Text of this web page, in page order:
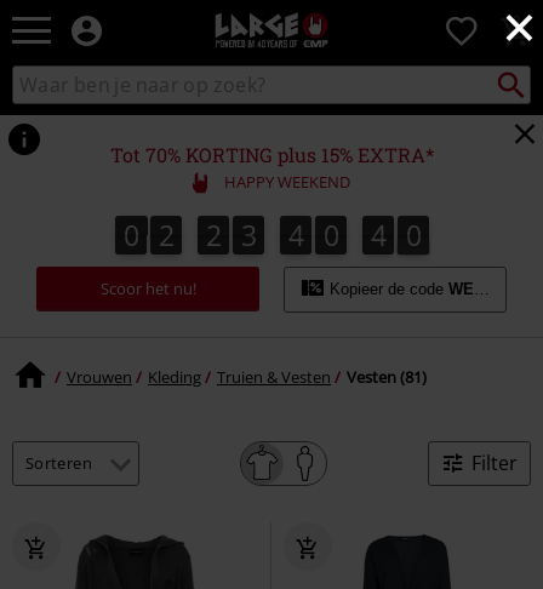
×
Large
–
Muziek-,
en
gaming-
merch
+
alternatieve
kleding
0
Zoek
in
catalogus
zoeken
Tot 70% KORTING plus 15% EXTRA*
HAPPY WEEKEND
0
0 2
2 2
2 3
3 4
4 0
0 3
4
3 8
0
9
Scoor het nu! Kopieer de code WEEKEND
Vrouwen Kleding Truien & Vesten Vesten (81)
Filter